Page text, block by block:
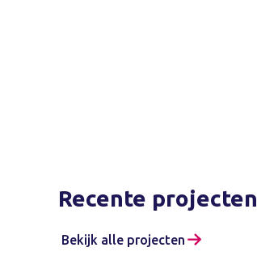
Recente projecten
Bekijk alle projecten